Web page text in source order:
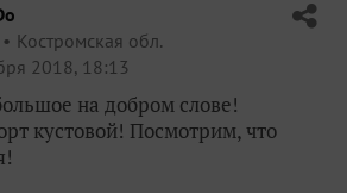
Костромская обл.
2018, 18:13
на добром слове!
кустовой! Посмотрим, что